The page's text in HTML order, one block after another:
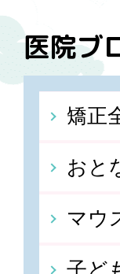
医院ブ
矯正
おと
マウ
子ど